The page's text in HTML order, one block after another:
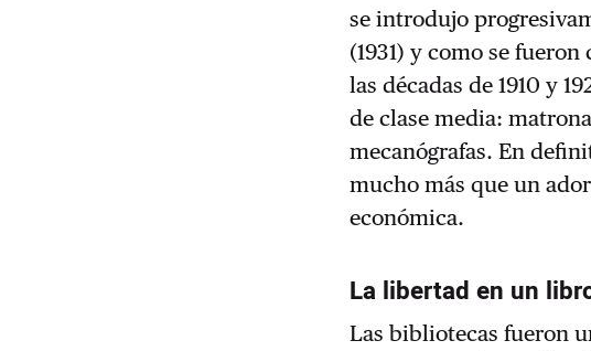
se introdujo
(1931) y como se
las décadas de 1910 y
de clase media:
mecanógrafas. En
mucho más que un
económica.
La libertad en un
Las bibliotecas fueron